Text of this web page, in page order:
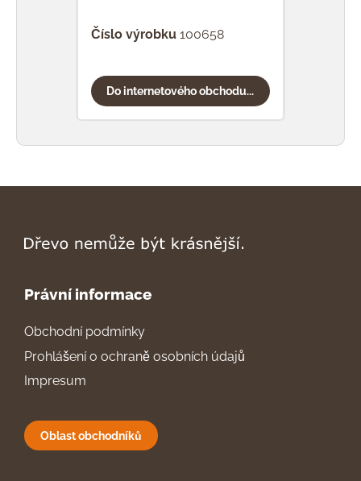
Číslo výrobku 100658
Do internetového obchodu...
Právní informace
Obchodní podmínky
Prohlášení o ochraně osobních údajů
Impresum
Oblast obchodníků